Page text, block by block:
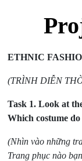
ETHNIC
(TRÌNH DIỄN
Task 1. Look at
Which costume
(Nhìn vào những
Trang phục nào